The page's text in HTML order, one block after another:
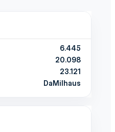
6.445
20.098
23.121
DaMilhaus